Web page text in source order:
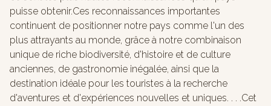
puisse obtenir.Ces reconnaissances importantes
continuent de positionner notre pays comme l'un des
plus attrayants au monde, grâce à notre combinaison
unique de riche biodiversité, d'histoire et de culture
anciennes, de gastronomie inégalée, ainsi que la
destination idéale pour les touristes à la recherche
d'aventures et d'expériences nouvelles et uniques. . . .Cet